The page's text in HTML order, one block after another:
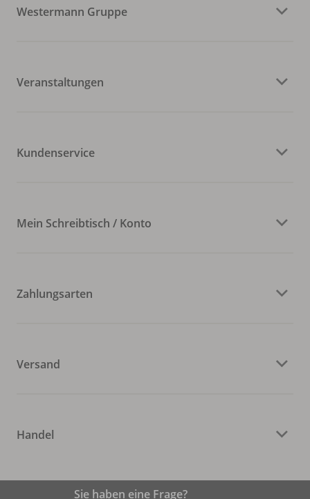
Westermann Gruppe
Veranstaltungen
Kundenservice
Mein Schreibtisch / Konto
Zahlungsarten
Versand
Handel
Sie haben eine Frage?